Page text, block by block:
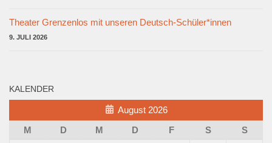
Theater Grenzenlos mit unseren Deutsch-Schüler*innen
9. JULI 2026
KALENDER
August 2026
M
D M D F S
S